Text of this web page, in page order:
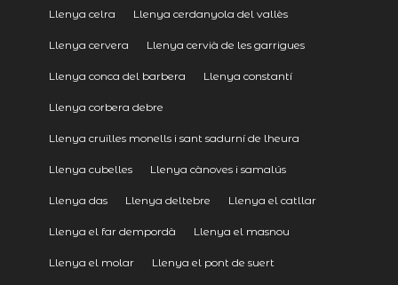
Llenya celra Llenya cerdanyola del vallès
Llenya cervera Llenya cervià de les garrigues
Llenya conca del barbera Llenya constantí
Llenya corbera debre
Llenya cruïlles monells i sant sadurní de lheura
Llenya cubelles Llenya cànoves i samalús
Llenya das Llenya deltebre Llenya el catllar
Llenya el far dempordà Llenya el masnou
Llenya el molar Llenya el pont de suert